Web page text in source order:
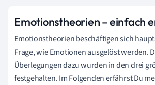
Emotionstheorien – einfach
Emotionstheorien beschäftigen sich
Frage, wie Emotionen ausgelöst werden.
Überlegungen dazu wurden in den drei
festgehalten. Im Folgenden erfährst Du